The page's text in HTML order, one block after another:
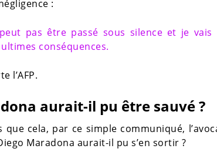
:
pas être passé sous silence et je vais
ultimes conséquences.
l’AFP.
aurait-il pu être sauvé ?
que cela, par ce simple communiqué,
Maradona aurait-il pu s’en sortir ?